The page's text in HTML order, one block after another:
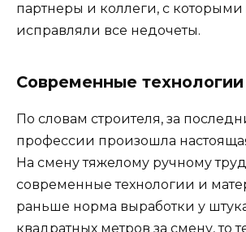
партнеры и коллеги, с
исправляли все недочеты.
Современные технологии
По словам строителя, за
профессии произошла
На смену тяжелому ручному
современные технологии и
раньше норма выработки у
квадратных метров за смену, то